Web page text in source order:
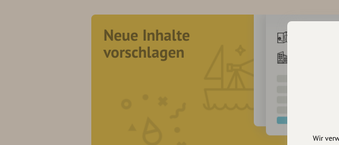
Neue Inhalte
vorschlagen
Wir